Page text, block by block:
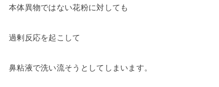
本体異物ではない花粉に対しても
過剰反応を起こして
鼻粘液で洗い流そうとしてしまいます。